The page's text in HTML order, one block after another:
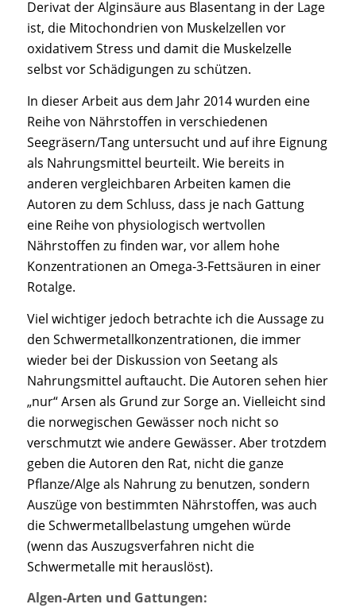
Derivat der Alginsäure aus Blasentang in der Lage
ist, die Mitochondrien von Muskelzellen vor
oxidativem Stress und damit die Muskelzelle
selbst vor Schädigungen zu schützen.
In dieser Arbeit aus dem Jahr 2014 wurden eine
Reihe von Nährstoffen in verschiedenen
Seegräsern/Tang untersucht und auf ihre Eignung
als Nahrungsmittel beurteilt. Wie bereits in
anderen vergleichbaren Arbeiten kamen die
Autoren zu dem Schluss, dass je nach Gattung
eine Reihe von physiologisch wertvollen
Nährstoffen zu finden war, vor allem hohe
Konzentrationen an Omega-3-Fettsäuren in einer
Rotalge.
Viel wichtiger jedoch betrachte ich die Aussage zu
den Schwermetallkonzentrationen, die immer
wieder bei der Diskussion von Seetang als
Nahrungsmittel auftaucht. Die Autoren sehen hier
„nur“ Arsen als Grund zur Sorge an. Vielleicht sind
die norwegischen Gewässer noch nicht so
verschmutzt wie andere Gewässer. Aber trotzdem
geben die Autoren den Rat, nicht die ganze
Pflanze/Alge als Nahrung zu benutzen, sondern
Auszüge von bestimmten Nährstoffen, was auch
die Schwermetallbelastung umgehen würde
(wenn das Auszugsverfahren nicht die
Schwermetalle mit herauslöst).
Algen-Arten und Gattungen: